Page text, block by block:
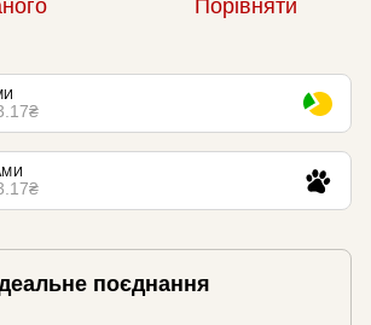
Порівняти
поєднання